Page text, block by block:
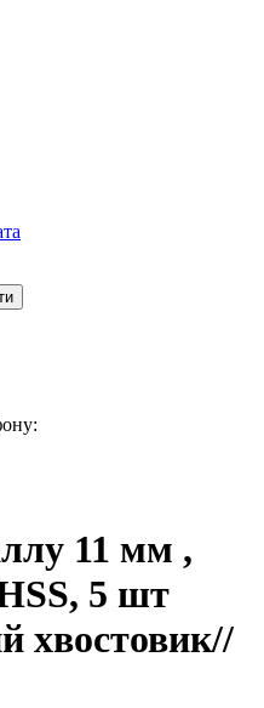
11 мм ,
5 шт
хвостовик//